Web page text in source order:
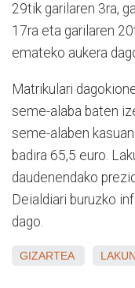
29tik garilaren 3ra,
17ra eta garilaren
emateko aukera
Matrikulari
seme-alaba baten
seme-alaben
badira 65,5 euro.
daudenendako
Deialdiari buruzko
dago.
GIZARTEA